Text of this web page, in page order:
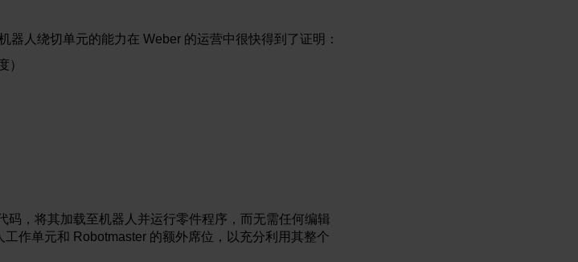
器人绕切单元的能力在 Weber 的运营中很快得到了证明：
）
，将其加载至机器人并运行零件程序，而无需任何编辑
作单元和 Robotmaster 的额外席位，以充分利用其整个